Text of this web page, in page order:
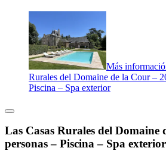
Más
Rurales del Domaine de la Cour –
Piscina – Spa exterior
Las Casas Rurales del Domaine
personas – Piscina – Spa exterior